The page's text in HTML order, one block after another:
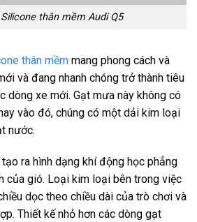
thân mềm Audi Q5
thân mềm mang phong cách và
và đang nhanh chóng trở thành tiêu
dòng xe mới. Gạt mưa này không có
vào đó, chúng có một dải kim loại
nước.
ra hình dạng khí động học phẳng
của gió. Loại kim loại bên trong việc
dọc theo chiều dài của trò chơi và
Thiết kế nhỏ hơn các dòng gạt